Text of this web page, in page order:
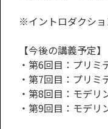
※イントロダクシ
【今後の講義予定】
・第6回目：プリ
・第7回目：プリ
・第8回目：モデ
・第9回目：モデ